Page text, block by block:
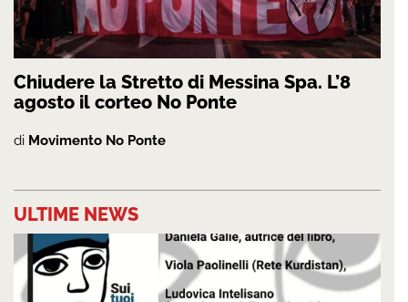
Chiudere la Stretto di Messina Spa. L’8
agosto il corteo No Ponte
di Movimento No Ponte
ULTIME NEWS